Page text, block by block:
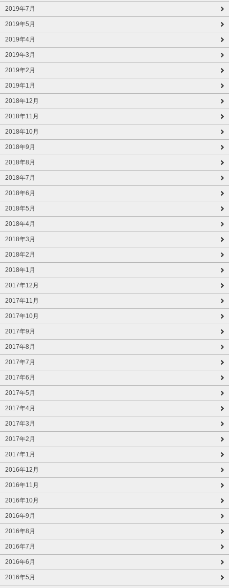
2019年7月
2019年5月
2019年4月
2019年3月
2019年2月
2019年1月
2018年12月
2018年11月
2018年10月
2018年9月
2018年8月
2018年7月
2018年6月
2018年5月
2018年4月
2018年3月
2018年2月
2018年1月
2017年12月
2017年11月
2017年10月
2017年9月
2017年8月
2017年7月
2017年6月
2017年5月
2017年4月
2017年3月
2017年2月
2017年1月
2016年12月
2016年11月
2016年10月
2016年9月
2016年8月
2016年7月
2016年6月
2016年5月